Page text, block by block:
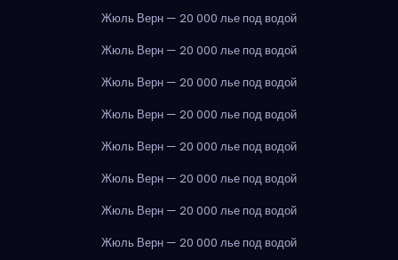
Жюль Верн — 20 000 лье под водой
Жюль Верн — 20 000 лье под водой
Жюль Верн — 20 000 лье под водой
Жюль Верн — 20 000 лье под водой
Жюль Верн — 20 000 лье под водой
Жюль Верн — 20 000 лье под водой
Жюль Верн — 20 000 лье под водой
Жюль Верн — 20 000 лье под водой